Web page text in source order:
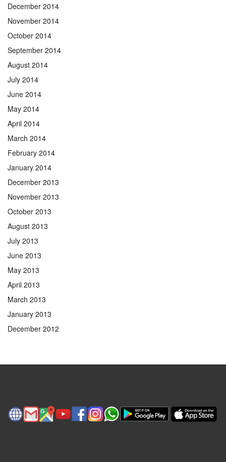
December 2014
November 2014
October 2014
September 2014
August 2014
July 2014
June 2014
May 2014
April 2014
March 2014
February 2014
January 2014
December 2013
November 2013
October 2013
August 2013
July 2013
June 2013
May 2013
April 2013
March 2013
January 2013
December 2012